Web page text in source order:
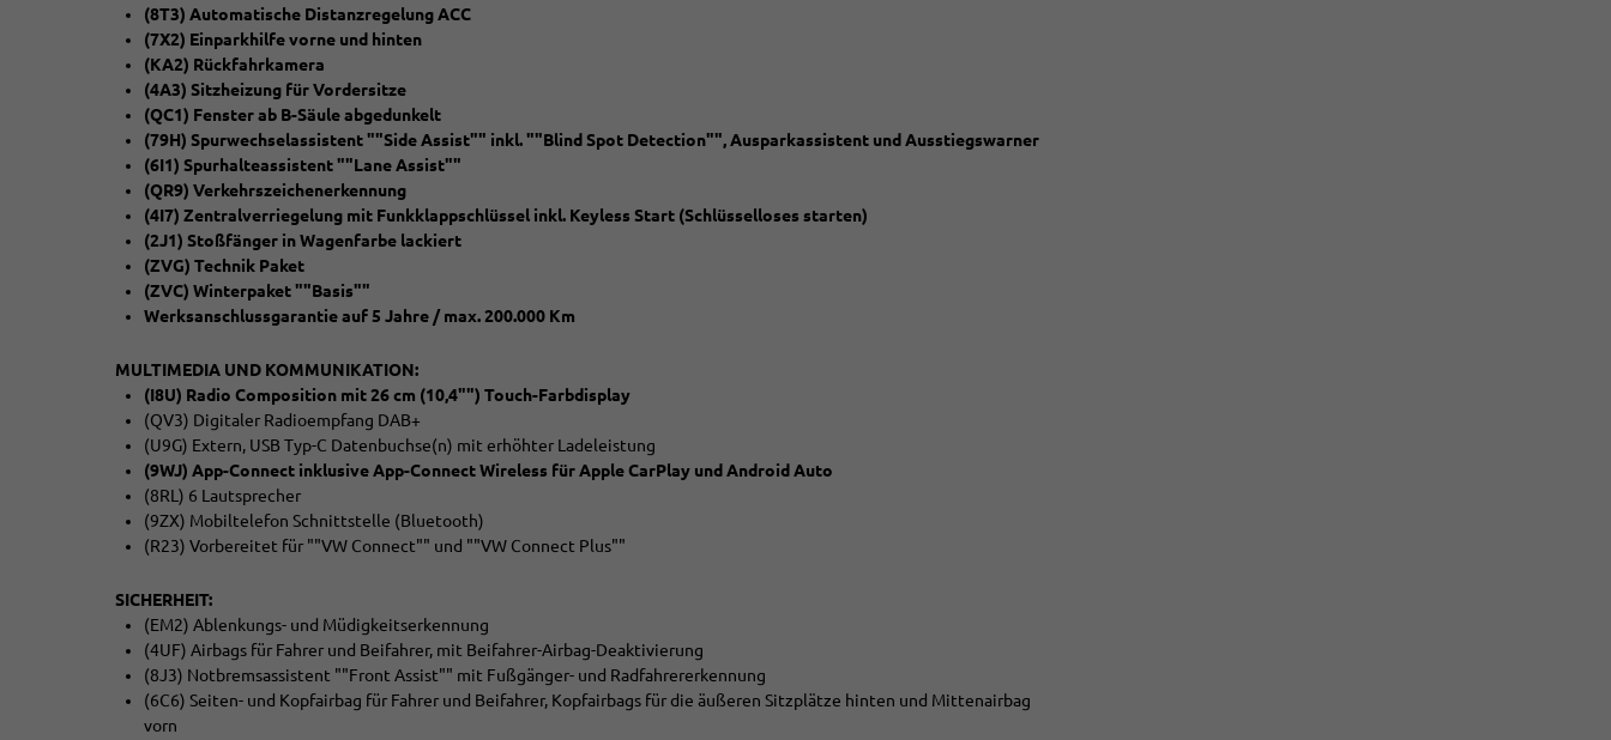
(8T3) Automatische Distanzregelung ACC
(7X2) Einparkhilfe vorne und hinten
(KA2) Rückfahrkamera
(4A3) Sitzheizung für Vordersitze
(QC1) Fenster ab B-Säule abgedunkelt
(79H) Spurwechselassistent ""Side Assist"" inkl. ""Blind Spot Detection"", Ausparkassistent und Ausstiegswarner
(6I1) Spurhalteassistent ""Lane Assist""
(QR9) Verkehrszeichenerkennung
(4I7) Zentralverriegelung mit Funkklappschlüssel inkl. Keyless Start (Schlüsselloses starten)
(2J1) Stoßfänger in Wagenfarbe lackiert
(ZVG) Technik Paket
(ZVC) Winterpaket ""Basis""
Werksanschlussgarantie auf 5 Jahre / max. 200.000 Km
MULTIMEDIA UND KOMMUNIKATION:
(I8U) Radio Composition mit 26 cm (10,4"") Touch-Farbdisplay
(QV3) Digitaler Radioempfang DAB+
(U9G) Extern, USB Typ-C Datenbuchse(n) mit erhöhter Ladeleistung
(9WJ) App-Connect inklusive App-Connect Wireless für Apple CarPlay und Android Auto
(8RL) 6 Lautsprecher
(9ZX) Mobiltelefon Schnittstelle (Bluetooth)
(R23) Vorbereitet für ""VW Connect"" und ""VW Connect Plus""
SICHERHEIT:
(EM2) Ablenkungs- und Müdigkeitserkennung
(4UF) Airbags für Fahrer und Beifahrer, mit Beifahrer-Airbag-Deaktivierung
(8J3) Notbremsassistent ""Front Assist"" mit Fußgänger- und Radfahrererkennung
(6C6) Seiten- und Kopfairbag für Fahrer und Beifahrer, Kopfairbags für die äußeren Sitzplätze hinten und Mittenairbag
vorn